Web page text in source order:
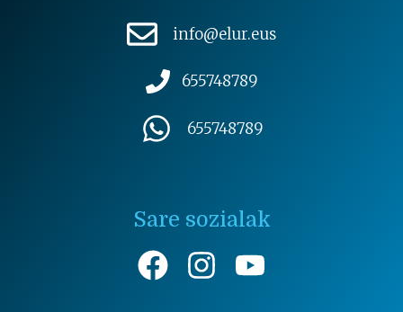
info@elur.eus
655748789
655748789
Sare sozialak